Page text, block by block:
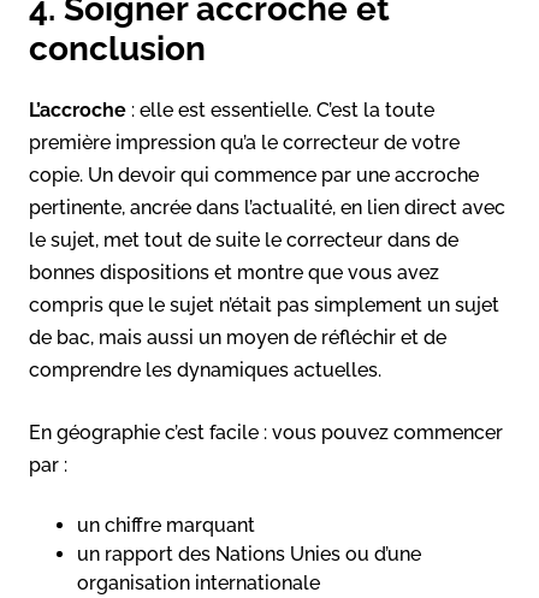
4. Soigner accroche et
conclusion
L’accroche : elle est essentielle. C’est la toute
première impression qu’a le correcteur de votre
copie. Un devoir qui commence par une accroche
pertinente, ancrée dans l’actualité, en lien direct avec
le sujet, met tout de suite le correcteur dans de
bonnes dispositions et montre que vous avez
compris que le sujet n’était pas simplement un sujet
de bac, mais aussi un moyen de réfléchir et de
comprendre les dynamiques actuelles.
En géographie c’est facile : vous pouvez commencer
par :
un chiffre marquant
un rapport des Nations Unies ou d’une
organisation internationale